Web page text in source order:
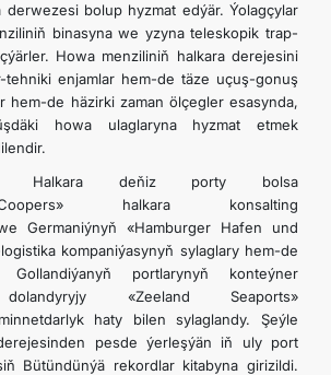
derwezesi bolup hyzmat edýär. Ýolagçylar
binasyna we yzyna teleskopik trap-
Howa menziliniň halkara derejesini
tehniki enjamlar hem-de täze uçuş-gonuş
hem-de häzirki zaman ölçegler esasynda,
howa ulaglaryna hyzmat etmek
Halkara deňiz porty bolsa
halkara konsalting
Germaniýnyň «Hamburger Hafen und
kompaniýasynyň sylaglary hem-de
portlarynyň konteýner
dolandyryjy «Zeeland Seaports»
haty bilen sylaglandy. Şeýle
pesde ýerleşýän iň uly port
Bütündünýä rekordlar kitabyna girizildi.